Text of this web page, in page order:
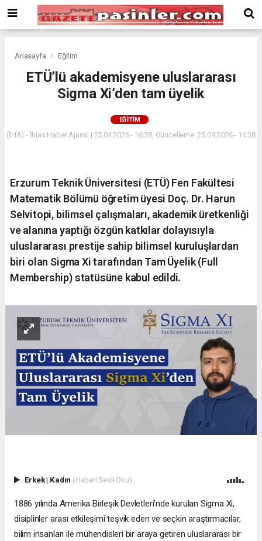
Bonusu
Veren
deneme
siteler
Veren
Anasayfa Eğitim
ETÜ’lü akademisyene uluslararası
Sigma Xi’den tam üyelik
EĞITIM
(İHA) - İhlas Haber Ajansı | 25.04.2026 - 16:38, Güncelleme: 25.04.2026 - 16:38
Erzurum Teknik Üniversitesi (ETÜ) Fen Fakültesi
Matematik Bölümü öğretim üyesi Doç. Dr. Harun
Selvitopi, bilimsel çalışmaları, akademik üretkenliği
ve alanına yaptığı özgün katkılar dolayısıyla
uluslararası prestije sahip bilimsel kuruluşlardan
biri olan Sigma Xi tarafından Tam Üyelik (Full
Membership) statüsüne kabul edildi.
Erkek| Kadın (Haberi Sesli Oku)
1886 yılında Amerika Birleşik Devletleri’nde kurulan Sigma Xi,
disiplinler arası etkileşimi teşvik eden ve seçkin araştırmacılar,
bilim insanları ile mühendisleri bir araya getiren uluslararası bir